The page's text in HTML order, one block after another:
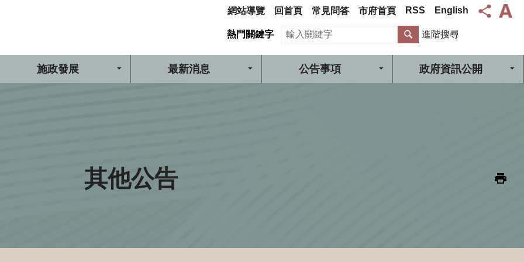
網站導覽 回首頁 常見問答 市府首頁 RSS English
施政發展 最新消息 公告事項 政府資訊公開
熱門關鍵字 搜尋 進階搜尋
其他公告